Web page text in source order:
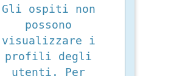
Gli ospiti non
possono
visualizzare i
profili degli
utenti. Per